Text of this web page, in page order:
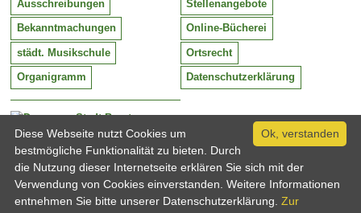
Stadt Barntrup
Mittelstraße 38
32683 Barntrup
Tel:
Email:
05263 / 409-0
info@barntrup.de
Ausschreibungen Stellenangebote
Bekanntmachungen Online-Bücherei
städt. Musikschule Ortsrecht
Organigramm Datenschutzerklärung
Ok, verstanden
Diese Webseite nutzt Cookies um
bestmögliche Funktionalität zu bieten. Durch
die Nutzung dieser Internetseite erklären Sie sich mit der
Verwendung von Cookies einverstanden. Weitere Informationen
entnehmen Sie bitte unserer Datenschutzerklärung. Zur